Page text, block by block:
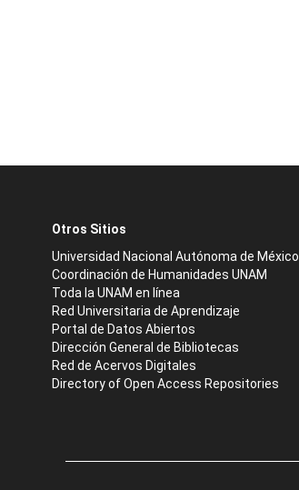
Otros Sitios
Universidad Nacional Autónoma de México
Coordinación de Humanidades UNAM
Toda la UNAM en línea
Red Universitaria de Aprendizaje
Portal de Datos Abiertos
Dirección General de Bibliotecas
Red de Acervos Digitales
Directory of Open Access Repositories